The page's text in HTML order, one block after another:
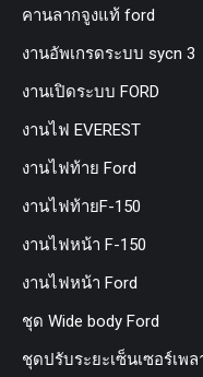
คานลากจูงแท้ ford
งานอัพเกรดระบบ sycn 3
งานเปิดระบบ FORD
งานไฟ EVEREST
งานไฟท้าย Ford
งานไฟท้ายF-150
งานไฟหน้า F-150
งานไฟหน้า Ford
ชุด Wide body Ford
ชุดปรับระยะเซ็นเซอร์เพล